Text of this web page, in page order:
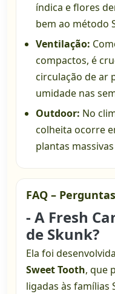
índica e flores
bem ao método
Ventilação:
compactos, é
circulação de ar
umidade nas
Outdoor: No
colheita ocorre
plantas
FAQ –
- A Fresh
de Skunk?
Ela foi
Sweet Tooth, que
ligadas às famílias